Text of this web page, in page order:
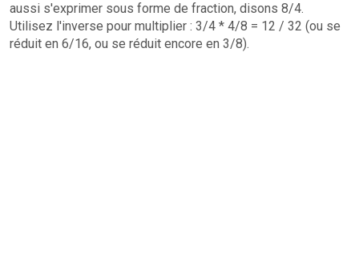
aussi s'exprimer sous forme de fraction, disons 8/4.
Utilisez l'inverse pour multiplier : 3/4 * 4/8 = 12 / 32 (ou se
réduit en 6/16, ou se réduit encore en 3/8).